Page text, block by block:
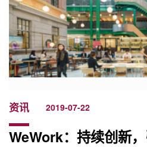
资讯 2019-07-22
WeWork：持续创新